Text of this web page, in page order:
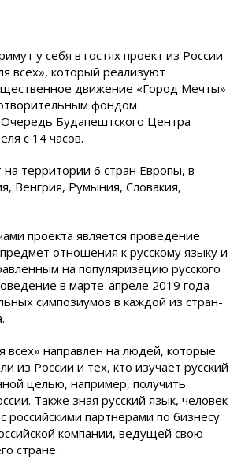
у себя в гостях проект из России
всех», который реализуют
движение «Город Мечты»
фондом
Будапештского Центра
с 14 часов.
территории 6 стран Европы, в
Венгрия, Румыния, Словакия,
проекта является проведение
отношения к русскому языку и
на популяризацию русского
в марте-апреле 2019 года
симпозиумов в каждой из стран-
всех» направлен на людей, которые
из России и тех, кто изучает русский
целью, например, получить
Также зная русский язык, человек
российскими партнерами по бизнесу
компании, ведущей свою
стране.